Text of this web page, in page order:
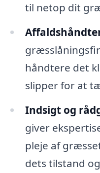
til netop dit
håndtere det
slipper for at
Indsigt og
giver
pleje af
dets tilstand